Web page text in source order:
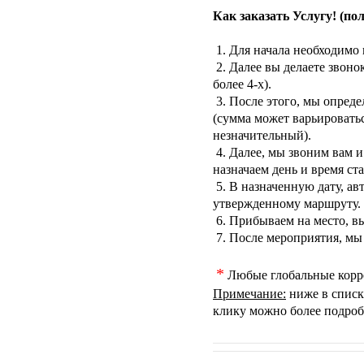
Как заказать Услугу!
1. Для начала необходимо
2. Далее вы делаете
более 4-х).
3. После этого, мы
(сумма может
незначительный).
4. Далее, мы звоним вам и
назначаем день и время
5. В назначенную дату,
утвержденному маршруту.
6. Прибываем на место,
7. После мероприятия, мы
* Любые глобальные
Примечание: ниже в
клику можно более